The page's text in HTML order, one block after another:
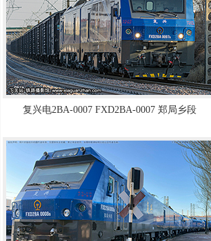
复兴电2BA-0007 FXD2BA-0007 郑局乡段